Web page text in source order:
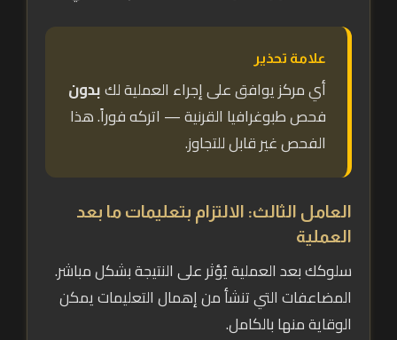
علامة تحذير
أي مركز يوافق على إجراء العملية لكبدون
فحص طبوغرافيا القرنية — اتركه فوراً. هذا
الفحص غير قابل للتجاوز.
العامل الثالث: الالتزام بتعليمات ما بعد
العملية
سلوكك بعد العملية يُؤثر على النتيجة بشكل مباشر.
المضاعفات التي تنشأ من إهمال التعليمات يمكن
الوقاية منها بالكامل.